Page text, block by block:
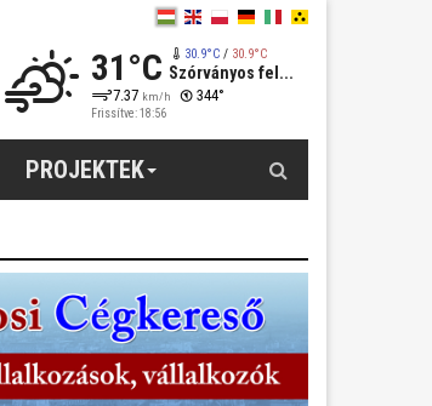
31°C 30.9°C/ 30.9°C
Szórványos fel...
7.37 km/h 344°
Frissítve: 18:56
PROJEKTEK